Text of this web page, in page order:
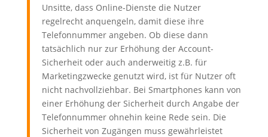
Unsitte, dass Online-Dienste die Nutzer
regelrecht anquen­geln, damit diese ihre
Telefonnummer angeben. Ob diese dann
tatsächlich nur zur Erhöhung der Account-
Sicherheit oder auch anderweitig z.B. für
Marketingzwecke genutzt wird, ist für Nutzer oft
nicht nachvollziehbar. Bei Smartphones kann von
einer Erhöhung der Sicherheit durch Angabe der
Telefonnummer ohnehin keine Rede sein. Die
Sicherheit von Zugängen muss gewährleistet